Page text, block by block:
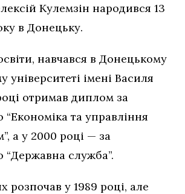
Кулемзін народився 13
в Донецьку.
навчався в Донецькому
університеті імені Василя
отримав диплом за
“Економіка та управління
а у 2000 році — за
“Державна служба”.
розпочав у 1989 році, але